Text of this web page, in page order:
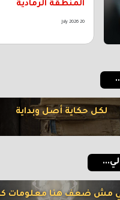
المنطقة الرمادية
20 July 2026
لكل حكاية أصل وبداية
مش ضعف هنا معلومات